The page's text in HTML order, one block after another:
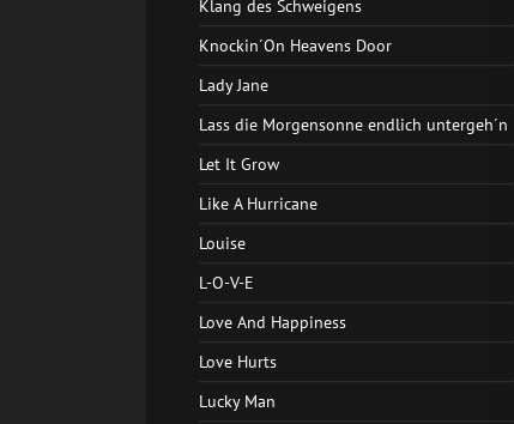
Klang des Schweigens
Knockin´On Heavens Door
Lady Jane
Lass die Morgensonne endlich untergeh´n
Let It Grow
Like A Hurricane
Louise
L-O-V-E
Love And Happiness
Love Hurts
Lucky Man